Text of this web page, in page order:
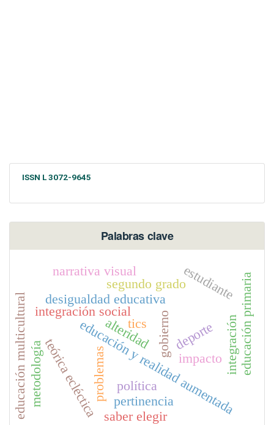
ISSN L 3072-9645
Palabras clave
educación y realidad aumentada
deporte
problemas impacto
gobierno
política
integración social
educación multicultural desigualdad educativa
teórica ecléctica integración
segundo grado educación primaria
narrativa visual
pertinencia
metodología
estudiante
alteridad
saber elegir
tics